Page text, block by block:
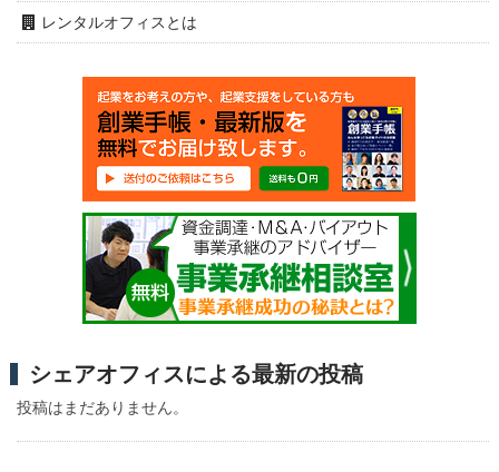
レンタルオフィスとは
シェアオフィスによる最新の投稿
投稿はまだありません。